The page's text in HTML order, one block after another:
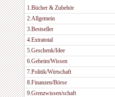
1.Bücher & Zubehör
2.Allgemein
3.Bestseller
4.Extratotal
5.Geschenk/Idee
6.Geheim/Wissen
7.Politik/Wirtschaft
8.Finanzen/Börse
9.Grenzwissen/schaft